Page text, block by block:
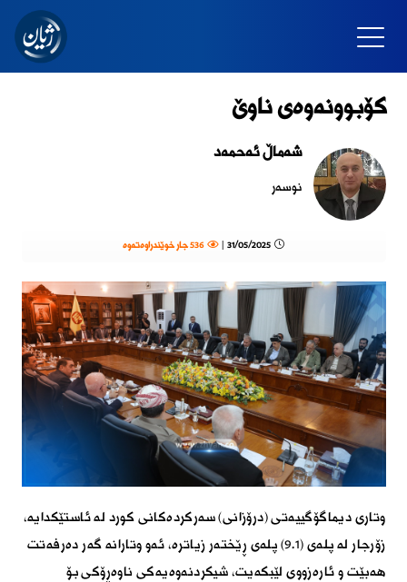
کۆبوونەوەی ناوێ
شەماڵ ئەحمەد
نوسەر
31/05/2025 | 536 جار خوێندراوەتەوە
وتاری دیماگۆگییەتی (درۆزانی) سەرکردەکانی کورد لە ئاستێکدایە،
زۆرجار لە پلەی (٩.١) پلەی ڕێختەر زیاترە، ئەو وتارانە گەر دەرفەتت
هەبێت و ئارەزووی لێبکەیت، شیکردنەوەیەکی ناوەڕۆکی بۆ